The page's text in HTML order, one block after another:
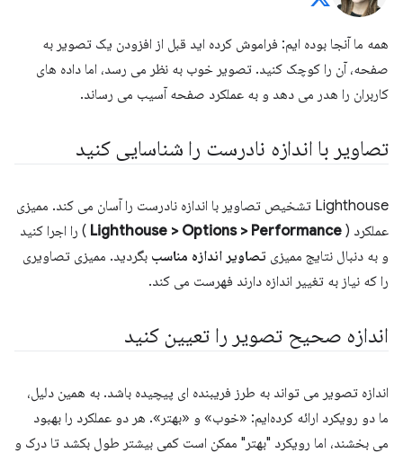
همه ما آنجا بوده ایم: فراموش کرده اید قبل از افزودن یک تصویر به
صفحه، آن را کوچک کنید. تصویر خوب به نظر می رسد، اما داده های
کاربران را هدر می دهد و به عملکرد صفحه آسیب می رساند.
تصاویر با اندازه نادرست را شناسایی کنید
Lighthouse تشخیص تصاویر با اندازه نادرست را آسان می کند. ممیزی
عملکرد ( Lighthouse > Options > Performance ) را اجرا کنید
و به دنبال نتایج ممیزی تصاویر اندازه مناسب بگردید. ممیزی تصاویری
را که نیاز به تغییر اندازه دارند فهرست می کند.
اندازه صحیح تصویر را تعیین کنید
اندازه تصویر می تواند به طرز فریبنده ای پیچیده باشد. به همین دلیل،
ما دو رویکرد ارائه کرده‌ایم: «خوب» و «بهتر». هر دو عملکرد را بهبود
می بخشند، اما رویکرد "بهتر" ممکن است کمی بیشتر طول بکشد تا درک و